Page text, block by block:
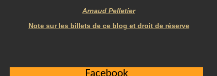
Arnaud Pelletier
Note sur les billets de ce blog et droit de réserve